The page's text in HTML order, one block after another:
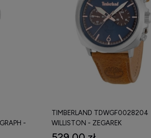
-
TIMBERLAND TDWGF0028204
WILLISTON - ZEGAREK